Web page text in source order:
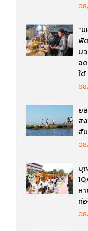
“
พั
บ
อ
ใต้
ย
ส
สั
บุ
ห
ท่